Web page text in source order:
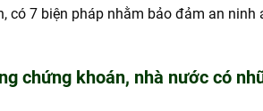
có 7 biện pháp nhằm bảo đảm an ninh
chứng khoán, nhà nước có